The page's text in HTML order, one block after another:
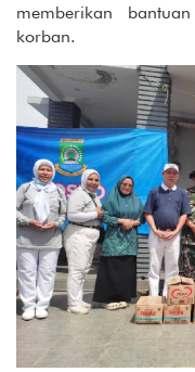
memberikan
korban.